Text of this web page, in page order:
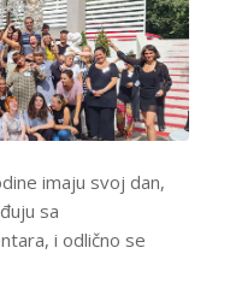
imaju svoj dan,
sa
i odlično se